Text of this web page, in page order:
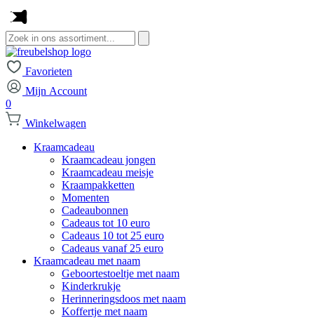
Zoeken
naar:
Favorieten
Mijn Account
0
Winkelwagen
Kraamcadeau
Kraamcadeau jongen
Kraamcadeau meisje
Kraampakketten
Momenten
Cadeaubonnen
Cadeaus tot 10 euro
Cadeaus 10 tot 25 euro
Cadeaus vanaf 25 euro
Kraamcadeau met naam
Geboortestoeltje met naam
Kinderkrukje
Herinneringsdoos met naam
Koffertje met naam